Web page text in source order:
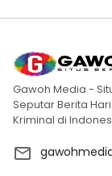
Gawoh Media -
Seputar Berita
Kriminal di